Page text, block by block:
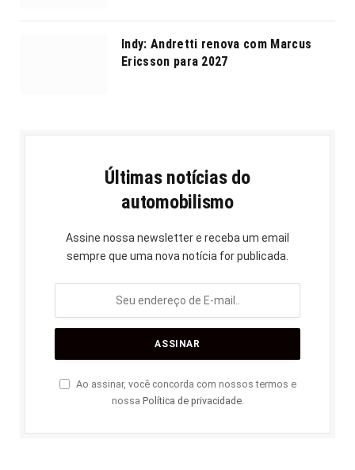
Indy: Andretti renova com Marcus
Ericsson para 2027
Últimas notícias do
automobilismo
Assine nossa newsletter e receba um email
sempre que uma nova notícia for publicada.
Ao assinar, você concorda com nossos termos e
nossa Política de privacidade.